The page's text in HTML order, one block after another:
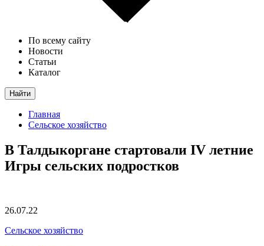
По всему сайту
Новости
Статьи
Каталог
Найти
Главная
Сельское хозяйство
В Талдыкоргане стартовали IV летние
Игры сельских подростков
26.07.22
Сельское хозяйство